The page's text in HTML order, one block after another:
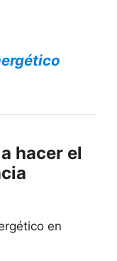
hacer el
en